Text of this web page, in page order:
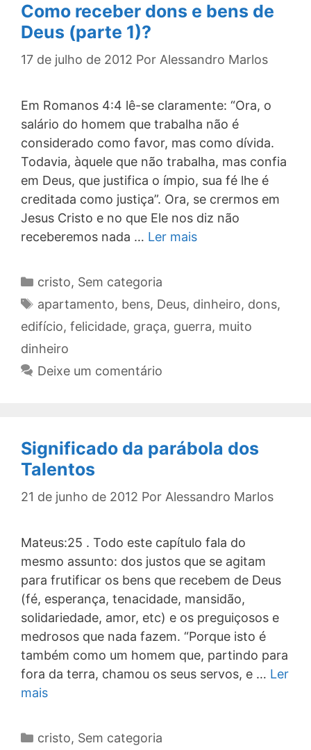
Como receber dons e bens de
Deus (parte 1)?
17 de julho de 2012 Por Alessandro Marlos
Em Romanos 4:4 lê-se claramente: “Ora, o
salário do homem que trabalha não é
considerado como favor, mas como dívida.
Todavia, àquele que não trabalha, mas confia
em Deus, que justifica o ímpio, sua fé lhe é
creditada como justiça”. Ora, se crermos em
Jesus Cristo e no que Ele nos diz não
receberemos nada … Ler mais
Categorias
cristo, Sem categoria
Tags
apartamento, bens, Deus, dinheiro, dons,
edifício, felicidade, graça, guerra, muito
dinheiro
Deixe um comentário
Significado da parábola dos
Talentos
21 de junho de 2012 Por Alessandro Marlos
Mateus:25 . Todo este capítulo fala do
mesmo assunto: dos justos que se agitam
para frutificar os bens que recebem de Deus
(fé, esperança, tenacidade, mansidão,
solidariedade, amor, etc) e os preguiçosos e
medrosos que nada fazem. “Porque isto é
também como um homem que, partindo para
fora da terra, chamou os seus servos, e … Ler
mais
Categorias
cristo, Sem categoria